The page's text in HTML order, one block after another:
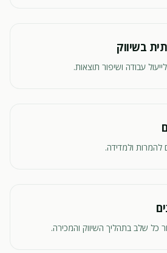
בשיווק
להמרות ולמדידה.
כל שלב בתהליך השיווק והמכירה.